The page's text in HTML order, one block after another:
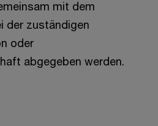
mit dem
der zuständigen
oder
abgegeben werden.